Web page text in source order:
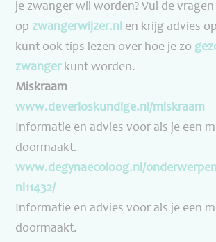
je zwanger wil worden? Vul de vragen
op zwangerwijzer.nl en krijg advies
kunt ook tips lezen over hoe je zo
zwangerkunt worden.
Miskraam
www.deverloskundige.nl/miskraam
Informatie en advies voor als je een
doormaakt.
www.degynaecoloog.nl/
nl11432/
Informatie en advies voor als je een
doormaakt.